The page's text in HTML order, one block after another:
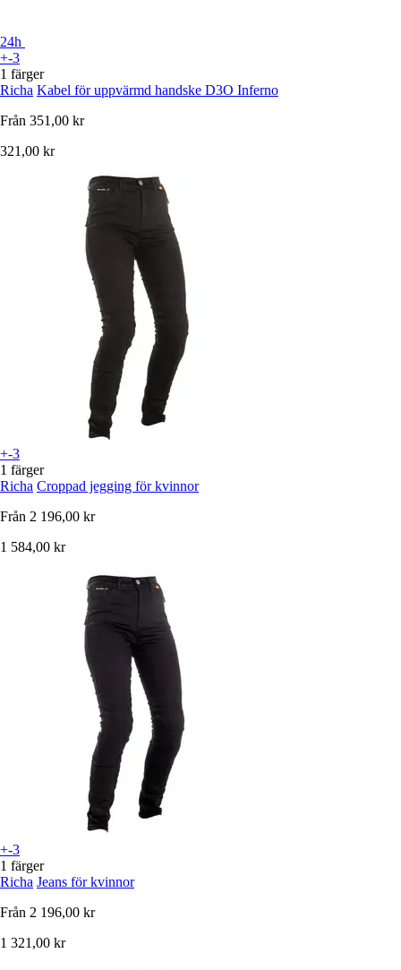
24h
+-3
1 färger
Richa Kabel för uppvärmd handske D3O Inferno
Från 351,00 kr
321,00 kr
+-3
1 färger
Richa Croppad jegging för kvinnor
Från 2 196,00 kr
1 584,00 kr
+-3
1 färger
Richa Jeans för kvinnor
Från 2 196,00 kr
1 321,00 kr